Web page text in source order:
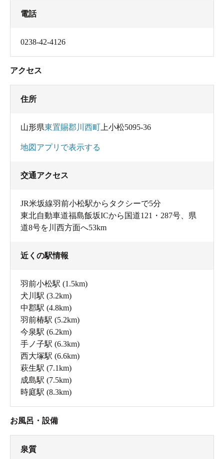
電話
0238-42-4126
アクセス
住所
山形県東置賜郡川西町 上小松5095-36
地図アプリで表示する
交通アクセス
JR米坂線羽前小松駅からタクシーで5分
東北自動車道福島飯坂ICから国道121・287号、県
道8号を川西方面へ53km
近くの駅情報
羽前小松駅 (1.5km)
犬川駅 (3.2km)
中郡駅 (4.8km)
羽前椿駅 (5.2km)
今泉駅 (6.2km)
手ノ子駅 (6.3km)
西大塚駅 (6.6km)
萩生駅 (7.1km)
成島駅 (7.5km)
時庭駅 (8.3km)
お風呂・設備
泉質